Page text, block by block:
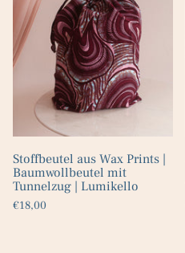
Stoffbeutel aus Wax Prints |
Baumwollbeutel mit
Tunnelzug | Lumikello
€18,00